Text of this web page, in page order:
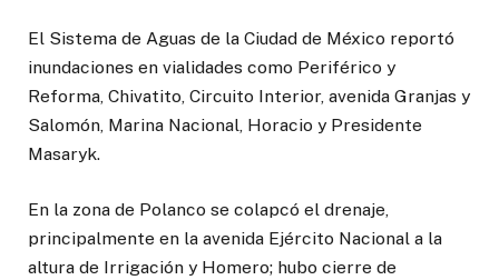
El Sistema de Aguas de la Ciudad de México reportó
inundaciones en vialidades como Periférico y
Reforma, Chivatito, Circuito Interior, avenida Granjas y
Salomón, Marina Nacional, Horacio y Presidente
Masaryk.
En la zona de Polanco se colapcó el drenaje,
principalmente en la avenida Ejército Nacional a la
altura de Irrigación y Homero; hubo cierre de